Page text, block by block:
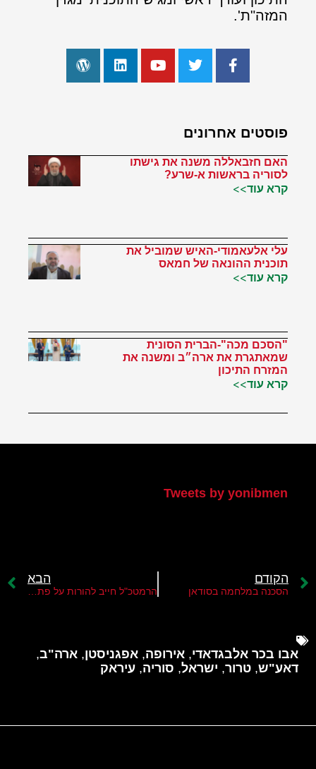
המזה"ת'.
פוסטים אחרונים
האם חזבאללה משנה את גישתו
לסוריה בראשות א-שרע?
קרא עוד>>
עלי אלעאמודי-האיש שמוביל את
תוכנית ההונאה של חמאס
קרא עוד>>
"הסכם מכה"-הברית הסונית
שמאתגרת את ארה״ב ומשנה את
המזרח התיכון
קרא עוד>>
Tweets by yonibmen
הקודם
הסכנה במלחמה בסודאן
הבא
הרמטכ"ל חייב להורות על פתיחת יחידת "חצב" באמ"ן מחדש
אבו בכר אלבגדאדי, אירופה, אפגניסטן, ארה"ב,
דאע"ש, טרור, ישראל, סוריה, עיראק